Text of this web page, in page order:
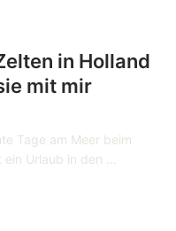
in Holland
mit mir
Tage am Meer beim
Urlaub in den ...